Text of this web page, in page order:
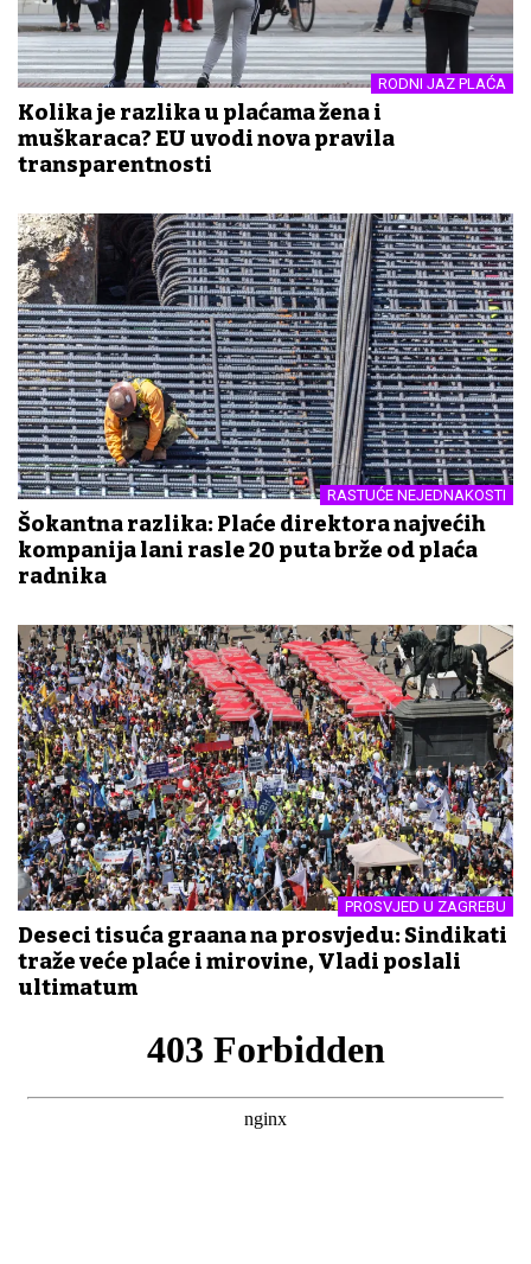
RODNI JAZ PLAĆA
Kolika je razlika u plaćama žena i
muškaraca? EU uvodi nova pravila
transparentnosti
RASTUĆE NEJEDNAKOSTI
Šokantna razlika: Plaće direktora najvećih
kompanija lani rasle 20 puta brže od plaća
radnika
PROSVJED U ZAGREBU
Deseci tisuća građana na prosvjedu: Sindikati
traže veće plaće i mirovine, Vladi poslali
ultimatum